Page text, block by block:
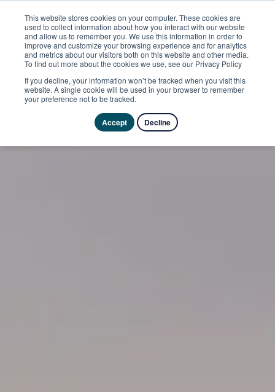
This website stores cookies on your computer. These cookies are
used to collect information about how you interact with our website
and allow us to remember you. We use this information in order to
improve and customize your browsing experience and for analytics
and metrics about our visitors both on this website and other media.
To find out more about the cookies we use, see our Privacy Policy
If you decline, your information won’t be tracked when you visit this
website. A single cookie will be used in your browser to remember
your preference not to be tracked.
Accept Decline